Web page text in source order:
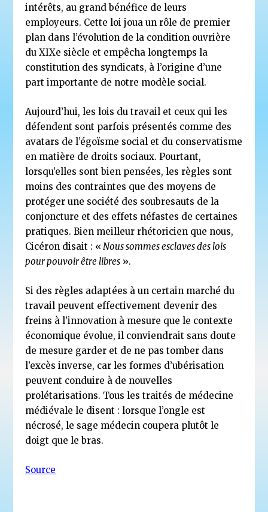
intérêts, au grand bénéfice de leurs
employeurs. Cette loi joua un rôle de premier
plan dans l’évolution de la condition ouvrière
du XIXe siècle et empêcha longtemps la
constitution des syndicats, à l’origine d’une
part importante de notre modèle social.
Aujourd’hui, les lois du travail et ceux qui les
défendent sont parfois présentés comme des
avatars de l’égoïsme social et du conservatisme
en matière de droits sociaux. Pourtant,
lorsqu’elles sont bien pensées, les règles sont
moins des contraintes que des moyens de
protéger une société des soubresauts de la
conjoncture et des effets néfastes de certaines
pratiques. Bien meilleur rhétoricien que nous,
Cicéron disait : « Nous sommes esclaves des lois
pour pouvoir être libres ».
Si des règles adaptées à un certain marché du
travail peuvent effectivement devenir des
freins à l’innovation à mesure que le contexte
économique évolue, il conviendrait sans doute
de mesure garder et de ne pas tomber dans
l’excès inverse, car les formes d’ubérisation
peuvent conduire à de nouvelles
prolétarisations. Tous les traités de médecine
médiévale le disent : lorsque l’ongle est
nécrosé, le sage médecin coupera plutôt le
doigt que le bras.
Source